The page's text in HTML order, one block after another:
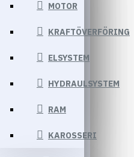
MOTOR
KRAFTÖVERFÖRING
ELSYSTEM
HYDRAULSYSTEM
RAM
KAROSSERI